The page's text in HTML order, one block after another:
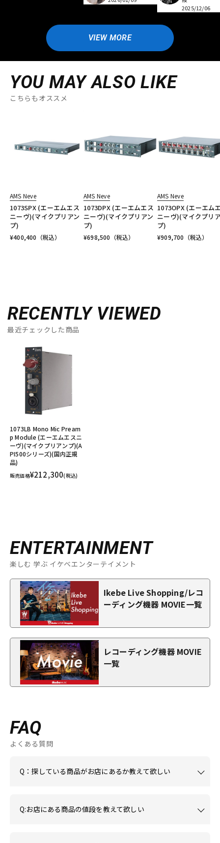
2025/12/06
VIEW MORE
YOU MAY ALSO LIKE
こちらもオススメ
AMS Neve
1073SPX (エーエムエス
ニーヴ)(マイクプリアン
プ)
¥400,400 （税込）
AMS Neve
1073DPX (エーエムエス
ニーヴ)(マイクプリアン
プ)
¥698,500 （税込）
AMS Neve
1073OPX (エーエム
ニーヴ)(マイクプリ
プ)
¥909,700 （税込）
RECENTLY VIEWED
最近チェックした商品
1073LB Mono Mic Pream
p Module (エーエムエスニ
ーヴ)(マイクプリアンプ)(A
PI500シリーズ)(国内正規
品)
販売価格¥212,300(税込)
ENTERTAINMENT
楽しむ 学ぶ イケベエンターテイメント
Ikebe Live Shopping/レコ
ーディング機器 MOVIE一覧
レコーディング機器 MOVIE
一覧
FAQ
よくある質問
Q：探している商品がお店にあるか教えて欲しい
Q:お店にある商品の値段を教えて欲しい